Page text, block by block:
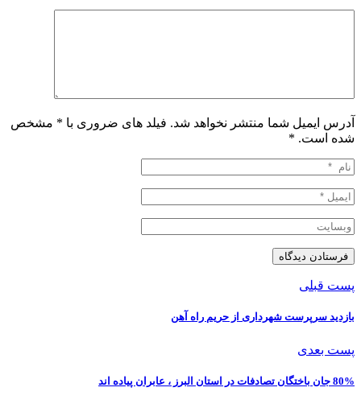
آدرس ایمیل شما منتشر نخواهد شد. فیلد های ضروری با * مشخص
شده است. *
پست قبلی
بازدید سرپرست شهرداری از حریم راه آهن
پست بعدی
80% جان باختگان تصادفات در استان البرز ، عابران پیاده اند